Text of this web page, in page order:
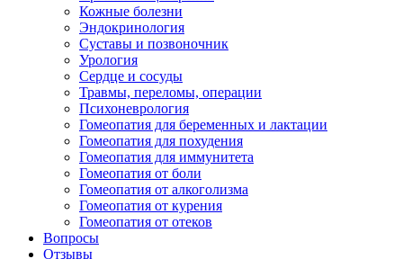
Кожные болезни
Эндокринология
Суставы и позвоночник
Урология
Сердце и сосуды
Травмы, переломы, операции
Психоневрология
Гомеопатия для беременных и лактации
Гомеопатия для похудения
Гомеопатия для иммунитета
Гомеопатия от боли
Гомеопатия от алкоголизма
Гомеопатия от курения
Гомеопатия от отеков
Вопросы
Отзывы